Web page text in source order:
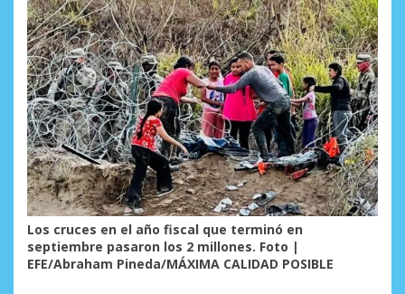
Los cruces en el año fiscal que terminó en
septiembre pasaron los 2 millones. Foto |
EFE/Abraham Pineda/MÁXIMA CALIDAD POSIBLE